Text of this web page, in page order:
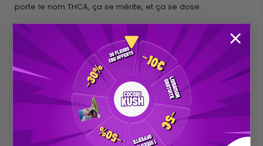
porte le nom THCA, ça se mérite, et ça se dose.
Sucré, fruité, terreux : dans cet ordre-là, et c'est voulu
Le profil aromatique de la Milkshake Zheetos suit une
logique de couches.
La première, c'est le sucré, franc, gourmand, qui rappelle
les bonbons à la crème ou un milk-shake vanille-fruits
rouges. Pas agressif, pas artificiel : dense et chaud, comme
quelque chose de maison.